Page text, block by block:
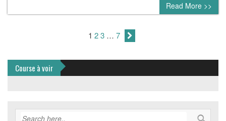
Read More >>
1 23 … 7
Course à voir